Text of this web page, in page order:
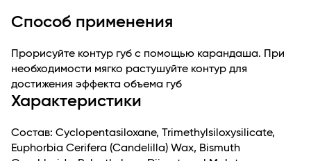
есть специальная точилка: используйте её для
формы, чтобы в дальнейшем было удобно очерчивать
контур губ. Для удаления водостойкого карандаша с
губ используете специальные очищающие пэды для
снятия макияжа Magie academie.
Способ применения
Прорисуйте контур губ с помощью карандаша. При
необходимости мягко растушуйте контур для
достижения эффекта объема губ
Характеристики
Состав: Cyclopentasiloxane, Trimethylsiloxysilicate,
Euphorbia Cerifera (Candelilla) Wax, Bismuth